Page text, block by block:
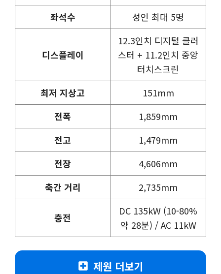
좌석수
성인 최대 5명
디스플레이
12.3인치 디지털 클러
스터 + 11.2인치 중앙
터치스크린
최저 지상고
151mm
전폭
1,859mm
전고
1,479mm
전장
4,606mm
축간 거리
2,735mm
충전
DC 135kW (10-80%
약 28분) / AC 11kW
제원 더보기